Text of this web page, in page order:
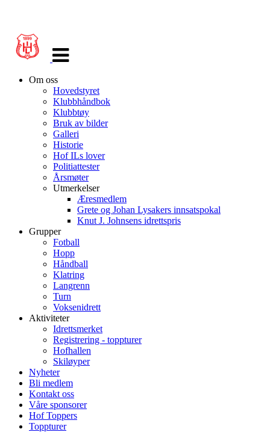
navigasjon
Om oss
Hovedstyret
Klubbhåndbok
Klubbtøy
Bruk av bilder
Galleri
Historie
Hof ILs lover
Politiattester
Årsmøter
Utmerkelser
Æresmedlem
Grete og Johan Lysakers innsatspokal
Knut J. Johnsens idrettspris
Grupper
Fotball
Hopp
Håndball
Klatring
Langrenn
Turn
Voksenidrett
Aktiviteter
Idrettsmerket
Registrering - toppturer
Hofhallen
Skiløyper
Nyheter
Bli medlem
Kontakt oss
Våre sponsorer
Hof Toppers
Toppturer